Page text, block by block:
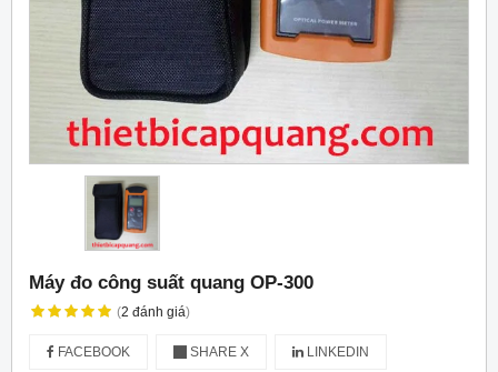
Máy đo công suất quang OP-300
(2 đánh giá)
FACEBOOK SHARE X LINKEDIN